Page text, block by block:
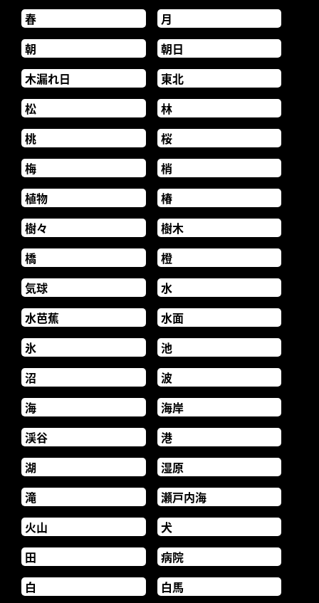
春
月
朝
朝日
木漏れ日
東北
松
林
桃
桜
梅
梢
植物
椿
樹々
樹木
橋
橙
気球
水
水芭蕉
水面
氷
池
沼
波
海
海岸
渓谷
港
湖
湿原
滝
瀬戸内海
火山
犬
田
病院
白
白馬